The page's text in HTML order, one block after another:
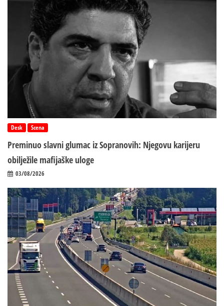
Desk Scena
Preminuo slavni glumac iz Sopranovih: Njegovu karijeru
obilježile mafijaške uloge
03/08/2026